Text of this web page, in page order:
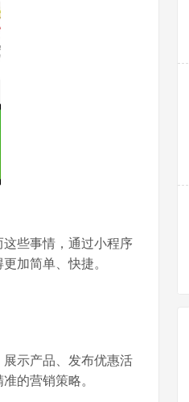
些事情，通过小程序
加简单、快捷。
示产品、发布优惠活
的营销策略。